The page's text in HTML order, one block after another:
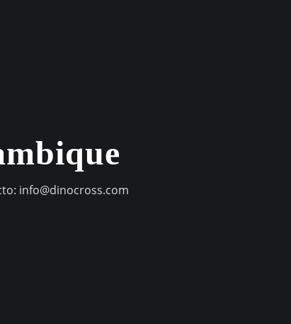
info@dinocross.com